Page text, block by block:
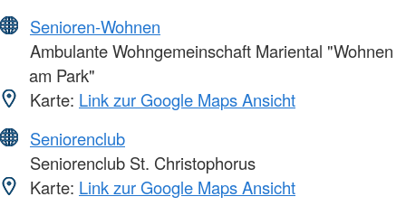
Senioren-Wohnen
Ambulante Wohngemeinschaft Mariental "Wohnen
am Park"
Karte: Link zur Google Maps Ansicht
Seniorenclub
Seniorenclub St. Christophorus
Karte: Link zur Google Maps Ansicht